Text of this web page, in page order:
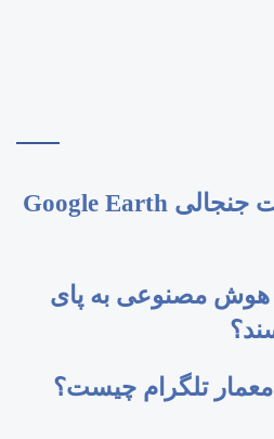
غیر فعال شد: قابلیت جنجالی Google Earth
هوش مصنوعی به پای
تلگرام چیست؟